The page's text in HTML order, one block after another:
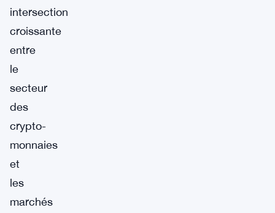
intersection
croissante
entre
le
secteur
des
crypto-
monnaies
et
les
marchés